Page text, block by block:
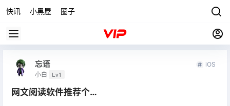
快讯 小黑屋 圈子
忘语
小白 Lv1
iOS
网文阅读软件推荐个…